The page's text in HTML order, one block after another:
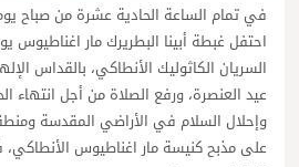
احتفل غبطة أبينا البطريرك مار اغناطيوس
السريان الكاثوليك الأنطاكي، بالقداس
عيد العنصرة، ورفع الصلاة من أجل انتهاء
وإحلال السلام في الأراضي المقدسة
على مذبح كنيسة مار اغناطيوس